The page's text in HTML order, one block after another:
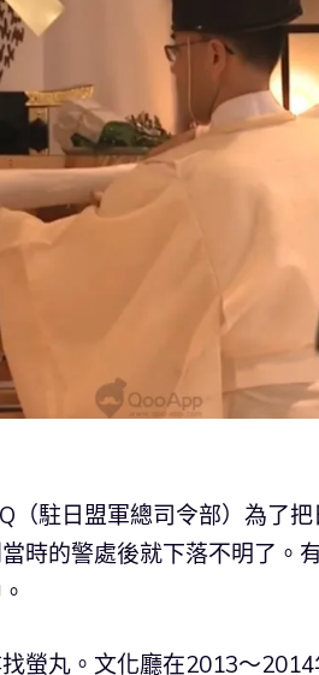
（駐日盟軍總司令部）為了
時的警處後就下落不明了。
螢丸。文化廳在2013～